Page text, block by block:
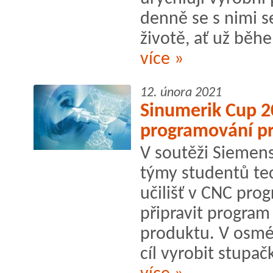
denně se s nimi
životě, ať už
více »
12. února 2021
Sinumerik Cup
programování
V soutěži
týmy studentů
učilišť v CNC
připravit
produktu. V
cíl vyrobit